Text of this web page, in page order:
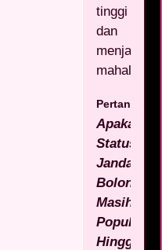
tinggi
dan
menjadi
mahal.
Apakah
Status
Janda
Bolong
Masih
Populer
Hingga